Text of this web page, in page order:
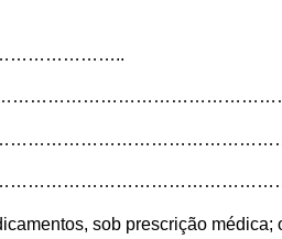
sob prescrição médica;